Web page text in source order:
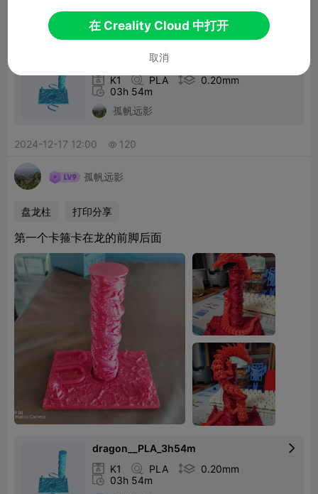
dragon__PLA_3h54m
 K1  PLA  0.20mm
 03h 54m
孤帆远影
2024-12-17 12:00  120
孤帆远影
盘龙柱 打印分享
第一个卡箍卡在龙的前脚后面
dragon__PLA_3h54m 
 K1  PLA  0.20mm
 03h 54m
在 Creality Cloud 中打开
取消